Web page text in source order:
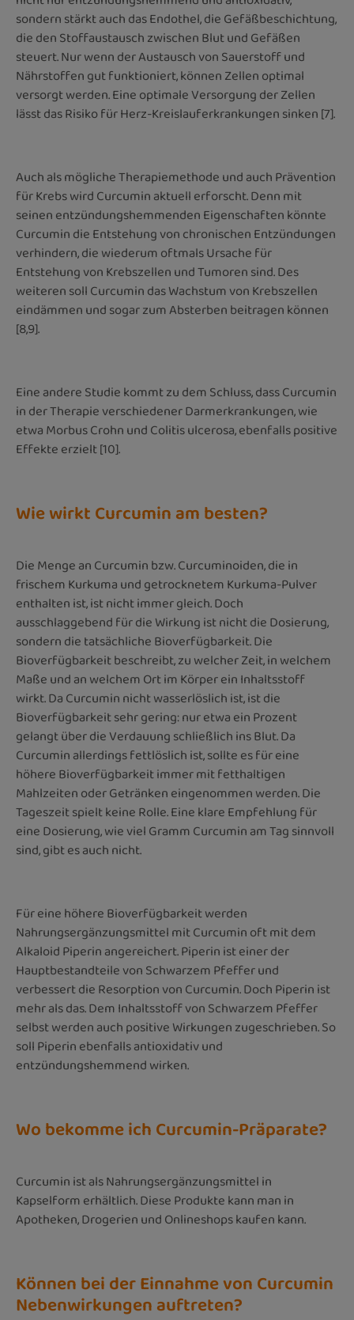
sondern stärkt auch das Endothel, die Gefäßbeschichtung,
die den Stoffaustausch zwischen Blut und Gefäßen
steuert. Nur wenn der Austausch von Sauerstoff und
Nährstoffen gut funktioniert, können Zellen optimal
versorgt werden. Eine optimale Versorgung der Zellen
lässt das Risiko für Herz-Kreislauferkrankungen sinken [7].
Auch als mögliche Therapiemethode und auch Prävention
für Krebs wird Curcumin aktuell erforscht. Denn mit
seinen entzündungshemmenden Eigenschaften könnte
Curcumin die Entstehung von chronischen Entzündungen
verhindern, die wiederum oftmals Ursache für
Entstehung von Krebszellen und Tumoren sind. Des
weiteren soll Curcumin das Wachstum von Krebszellen
eindämmen und sogar zum Absterben beitragen können
[8,9].
Eine andere Studie kommt zu dem Schluss, dass Curcumin
in der Therapie verschiedener Darmerkrankungen, wie
etwa Morbus Crohn und Colitis ulcerosa, ebenfalls positive
Effekte erzielt [10].
Wie wirkt Curcumin am besten?
Die Menge an Curcumin bzw. Curcuminoiden, die in
frischem Kurkuma und getrocknetem Kurkuma-Pulver
enthalten ist, ist nicht immer gleich. Doch
ausschlaggebend für die Wirkung ist nicht die Dosierung,
sondern die tatsächliche Bioverfügbarkeit. Die
Bioverfügbarkeit beschreibt, zu welcher Zeit, in welchem
Maße und an welchem Ort im Körper ein Inhaltsstoff
wirkt. Da Curcumin nicht wasserlöslich ist, ist die
Bioverfügbarkeit sehr gering: nur etwa ein Prozent
gelangt über die Verdauung schließlich ins Blut. Da
Curcumin allerdings fettlöslich ist, sollte es für eine
höhere Bioverfügbarkeit immer mit fetthaltigen
Mahlzeiten oder Getränken eingenommen werden. Die
Tageszeit spielt keine Rolle. Eine klare Empfehlung für
eine Dosierung, wie viel Gramm Curcumin am Tag sinnvoll
sind, gibt es auch nicht.
Für eine höhere Bioverfügbarkeit werden
Nahrungsergänzungsmittel mit Curcumin oft mit dem
Alkaloid Piperin angereichert. Piperin ist einer der
Hauptbestandteile von Schwarzem Pfeffer und
verbessert die Resorption von Curcumin. Doch Piperin ist
mehr als das. Dem Inhaltsstoff von Schwarzem Pfeffer
selbst werden auch positive Wirkungen zugeschrieben. So
soll Piperin ebenfalls antioxidativ und
entzündungshemmend wirken.
Wo bekomme ich Curcumin-Präparate?
Curcumin ist als Nahrungsergänzungsmittel in
Kapselform erhältlich. Diese Produkte kann man in
Apotheken, Drogerien und Onlineshops kaufen kann.
Können bei der Einnahme von Curcumin
Nebenwirkungen auftreten?